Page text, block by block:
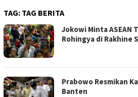
TAG: TAG BERITA
Jokowi Minta ASEAN
Rohingya di Rakhine
Prabowo Resmikan
Banten